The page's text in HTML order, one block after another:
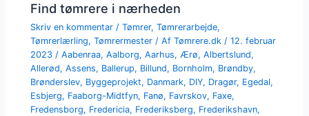
Find tømrere i nærheden
Skriv en kommentar /Tømrer,Tømrerarbejde,
Tømrerlærling,Tømrermester / AfTømrere.dk/12. februar
2023/Aabenraa,Aalborg,Aarhus,Ærø,Albertslund,
Allerød,Assens, Ballerup, Billund, Bornholm, Brøndby,
Brønderslev, Byggeprojekt, Danmark, DIY, Dragør, Egedal,
Esbjerg, Faaborg-Midtfyn, Fanø, Favrskov, Faxe,
Fredensborg, Fredericia, Frederiksberg, Frederikshavn,